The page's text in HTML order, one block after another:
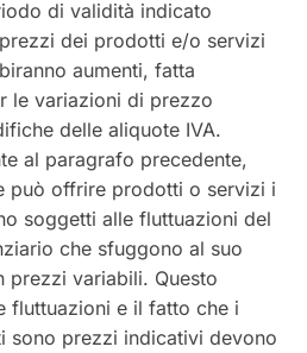
di validità indicato
dei prodotti e/o servizi
aumenti, fatta
le variazioni di prezzo
delle aliquote IVA.
al paragrafo precedente,
può offrire prodotti o servizi i
soggetti alle fluttuazioni del
che sfuggono al suo
prezzi variabili. Questo
fluttuazioni e il fatto che i
sono prezzi indicativi devono